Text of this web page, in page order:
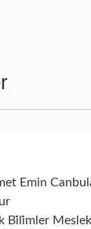
Emin
Bi̇li̇mler Meslek